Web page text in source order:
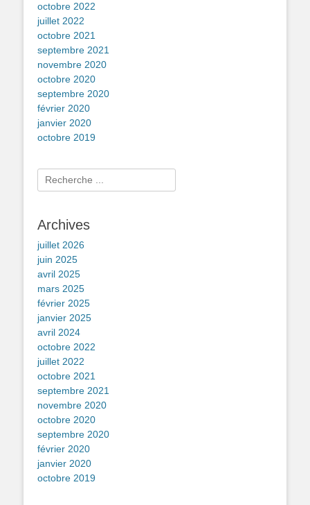
octobre 2022
juillet 2022
octobre 2021
septembre 2021
novembre 2020
octobre 2020
septembre 2020
février 2020
janvier 2020
octobre 2019
Rechercher :
Archives
juillet 2026
juin 2025
avril 2025
mars 2025
février 2025
janvier 2025
avril 2024
octobre 2022
juillet 2022
octobre 2021
septembre 2021
novembre 2020
octobre 2020
septembre 2020
février 2020
janvier 2020
octobre 2019